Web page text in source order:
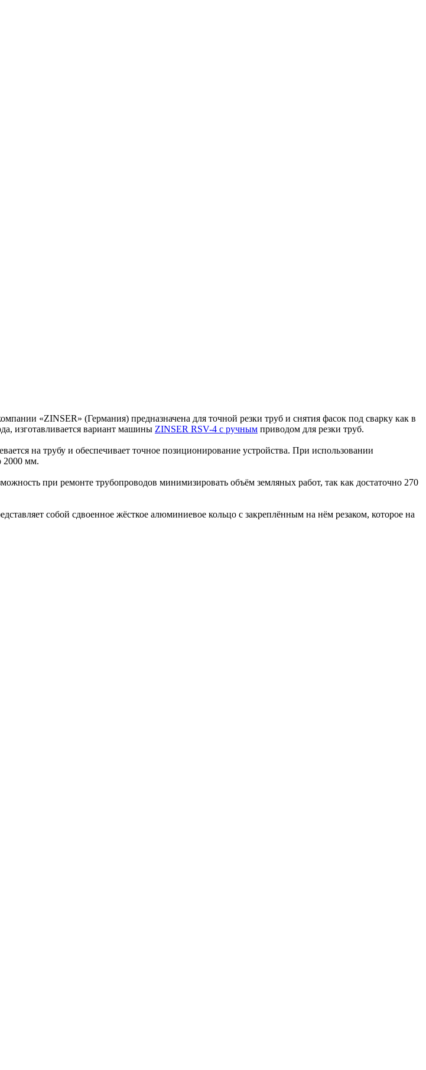
«ZINSER» (Германия) предназначена для точной резки труб и снятия фасок под сварку как в
изготавливается вариант машины ZINSER RSV-4 с ручным приводом для резки труб.
на трубу и обеспечивает точное позиционирование устройства. При использовании
2000 мм.
при ремонте трубопроводов минимизировать объём земляных работ, так как достаточно 270
собой сдвоенное жёсткое алюминиевое кольцо с закреплённым на нём резаком, которое на